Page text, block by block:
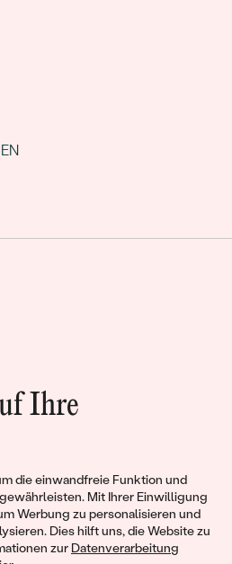
Ihre
die einwandfreie Funktion und
Mit Ihrer Einwilligung
Werbung zu personalisieren und
Dies hilft uns, die Website zu
zur Datenverarbeitung
wir
Schönheit und